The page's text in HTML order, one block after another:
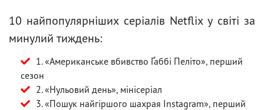
10 найпопулярніших серіалів Netflix у світі за
минулий тиждень:
1. «Американське вбивство Ґаббі Пеліто», перший
сезон
2. «Нульовий день», мінісеріал
3. «Пошук найгіршого шахрая Instagram», перший